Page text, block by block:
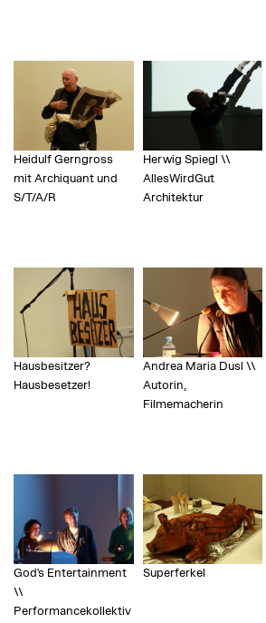
Heidulf Gerngross
mit Archiquant und
S/T/A/R
Herwig Spiegl \\
AllesWirdGut
Architektur
Hausbesitzer?
Hausbesetzer!
Andrea Maria Dusl \\
Autorin,
Filmemacherin
God's Entertainment
\\
Performancekollektiv
Superferkel